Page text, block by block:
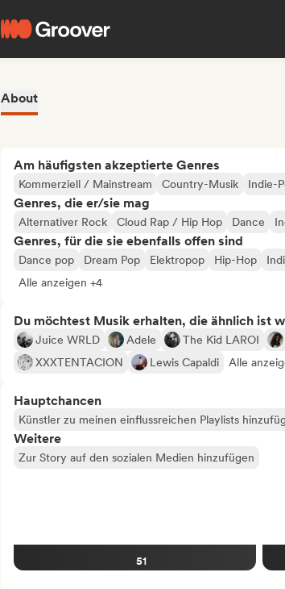
About
Am häufigsten akzeptierte Genres
Kommerziell / Mainstream Country-Musik Indie-
Genres, die er/sie mag
Alternativer Rock Cloud Rap / Hip Hop Dance
Genres, für die sie ebenfalls offen sind
Dance pop Dream Pop Elektropop Hip-Hop
Alle anzeigen +4
Du möchtest Musik erhalten, die ähnlich ist
Juice WRLD Adele The Kid LAROI
XXXTENTACION
Lewis Capaldi Alle
Hauptchancen
Künstler zu meinen einflussreichen Playlists
Weitere
Zur Story auf den sozialen Medien hinzufügen
51